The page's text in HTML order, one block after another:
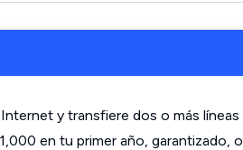
y transfiere dos o más líneas
en tu primer año, garantizado, o